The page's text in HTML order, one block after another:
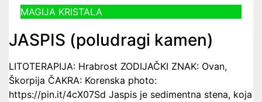
MAGIJA KRISTALA
JASPIS (poludragi kamen)
LITOTERAPIJA: Hrabrost ZODIJAČKI ZNAK: Ovan,
Škorpija ČAKRA: Korenska photo:
https://pin.it/4cX07Sd Jaspis je sedimentna stena, koja